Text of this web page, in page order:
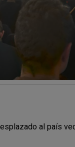
al país